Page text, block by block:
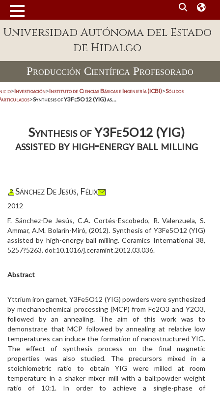
Universidad Autónoma del Estado
de Hidalgo
Producción Científica Profesorado
>Investigación>Instituto de Ciencias Básicas e Ingeniería (ICBI)>Sólidos
>Synthesis of Y3Fe5O12 (YIG) as...
Synthesis of Y3Fe5O12 (YIG)
assisted by high-energy ball milling
Sánchez De Jesús, Félix
2012
F. Sánchez-De Jesús, C.A. Cortés-Escobedo, R. Valenzuela, S.
Ammar, A.M. Bolarín-Miró, (2012). Synthesis of Y3Fe5O12 (YIG)
assisted by high-energy ball milling. Ceramics International 38,
5257?5263. doi:10.1016/j.ceramint.2012.03.036.
Abstract
Yttrium iron garnet, Y3Fe5O12 (YIG) powders were synthesized
by mechanochemical processing (MCP) from Fe2O3 and Y2O3,
followed by an annealing. The aim of this work was to
demonstrate that MCP followed by annealing at relative low
temperatures can induce the formation of nanostructured YIG.
The effect of synthesis process on the final magnetic
properties was also studied. The precursors mixed in a
stoichiometric ratio to obtain YIG were milled at room
temperature in a shaker mixer mill with a ball:powder weight
ratio of 10:1. In order to achieve a single-phase of